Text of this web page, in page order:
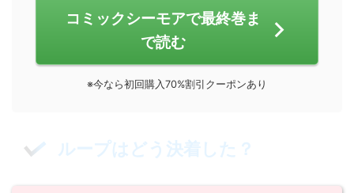
コミックシーモアで最終巻ま
で読む
※今なら初回購入70%割引クーポンあり
ループはどう決着した？